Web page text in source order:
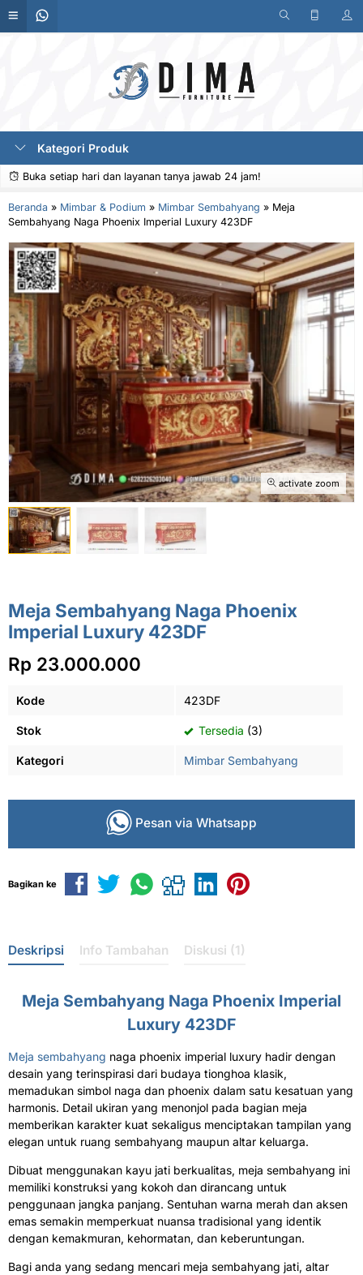
Kategori Produk
Buka setiap hari dan layanan tanya jawab 24 jam!
Beranda » Mimbar & Podium » Mimbar Sembahyang » Meja
Sembahyang Naga Phoenix Imperial Luxury 423DF
activate zoom
Meja Sembahyang Naga Phoenix
Imperial Luxury 423DF
Rp 23.000.000
Kode 423DF
Stok Tersedia (3)
Kategori Mimbar Sembahyang
Pesan via Whatsapp
Bagikan ke
Deskripsi Info Tambahan Diskusi (1)
Meja Sembahyang Naga Phoenix Imperial
Luxury 423DF
Meja sembahyang naga phoenix imperial luxury hadir dengan
desain yang terinspirasi dari budaya tionghoa klasik,
memadukan simbol naga dan phoenix dalam satu kesatuan yang
harmonis. Detail ukiran yang menonjol pada bagian meja
memberikan karakter kuat sekaligus menciptakan tampilan yang
elegan untuk ruang sembahyang maupun altar keluarga.
Dibuat menggunakan kayu jati berkualitas, meja sembahyang ini
memiliki konstruksi yang kokoh dan dirancang untuk
penggunaan jangka panjang. Sentuhan warna merah dan aksen
emas semakin memperkuat nuansa tradisional yang identik
dengan kemakmuran, kehormatan, dan keberuntungan.
Bagi anda yang sedang mencari meja sembahyang jati, altar